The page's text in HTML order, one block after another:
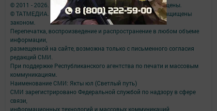
© 2011 - 2026. Якты юл (Светлый путь). Все права защищены.
© ТАТМЕДИА. Все материалы, размещенные на сайте, защищены
законом.
Перепечатка, воспроизведение и распространение в любом объеме
информации,
размещенной на сайте, возможна только с письменного согласия
редакций СМИ.
При поддержке Республиканского агентства по печати и массовым
коммуникациям.
Наименование СМИ: Якты юл (Светлый путь)
СМИ зарегистрировано Федеральной службой по надзору в сфере
связи,
информационных технологий и массовых коммуникаций